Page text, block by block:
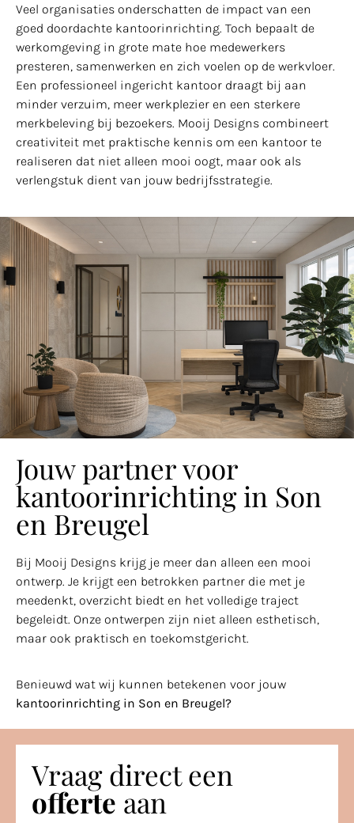
Veel organisaties onderschatten de impact van een
goed doordachte kantoorinrichting. Toch bepaalt de
werkomgeving in grote mate hoe medewerkers
presteren, samenwerken en zich voelen op de werkvloer.
Een professioneel ingericht kantoor draagt bij aan
minder verzuim, meer werkplezier en een sterkere
merkbeleving bij bezoekers. Mooij Designs combineert
creativiteit met praktische kennis om een kantoor te
realiseren dat niet alleen mooi oogt, maar ook als
verlengstuk dient van jouw bedrijfsstrategie.
Jouw partner voor
kantoorinrichting in Son
en Breugel
Bij Mooij Designs krijg je meer dan alleen een mooi
ontwerp. Je krijgt een betrokken partner die met je
meedenkt, overzicht biedt en het volledige traject
begeleidt. Onze ontwerpen zijn niet alleen esthetisch,
maar ook praktisch en toekomstgericht.
Benieuwd wat wij kunnen betekenen voor jouw
kantoorinrichting in Son en Breugel?
Vraag direct een
offerte aan